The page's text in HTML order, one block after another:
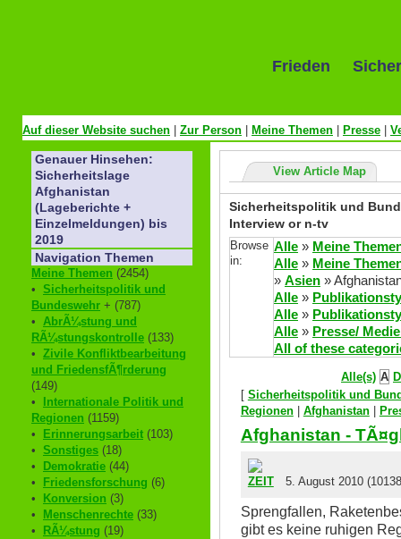
Frieden
Auf dieser Website suchen Zur Person Meine Themen Presse
Genauer Hinsehen:
Sicherheitslage
Afghanistan
(Lageberichte +
Einzelmeldungen) bis
2019
Navigation Themen
Meine Themen (2454)
• Sicherheitspolitik und
Bundeswehr + (787)
• AbrÃ¼stung und
RÃ¼stungskontrolle (133)
• Zivile Konfliktbearbeitung
und FriedensfÃ¶rderung
(149)
•
Internationale Politik und
Regionen (1159)
•
Erinnerungsarbeit (103)
• Sonstiges (18)
•
Demokratie (44)
•
Friedensforschung (6)
•
Konversion (3)
•
Menschenrechte (33)
•
RÃ¼stung (19)
View Article Map
Sicherheitspolitik und
Interview or n-tv
Browse
in:
Alle » Meine
Alle » Meine
» Asien »
Alle »
Alle »
Alle » Presse/
All of these
Alle(s) A D
[ Sicherheitspolitik und
Regionen| Afghanistan|
Afghanistan -
5. August 2010
Sprengfallen,
gibt es keine ruhigen